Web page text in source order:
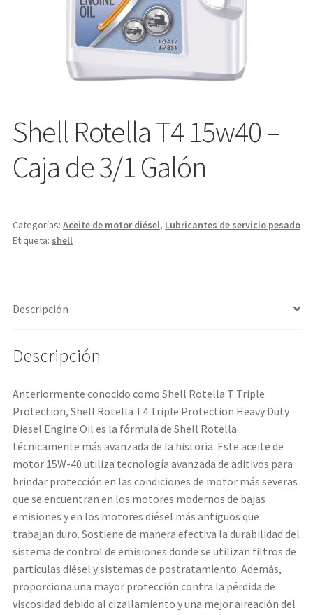
Shell Rotella T4 15w40 –
Caja de 3/1 Galón
Categorías: Aceite de motor diésel, Lubricantes de servicio pesado
Etiqueta: shell
Descripción
Descripción
Anteriormente conocido como Shell Rotella T Triple
Protection, Shell Rotella T4 Triple Protection Heavy Duty
Diesel Engine Oil es la fórmula de Shell Rotella
técnicamente más avanzada de la historia. Este aceite de
motor 15W-40 utiliza tecnología avanzada de aditivos para
brindar protección en las condiciones de motor más severas
que se encuentran en los motores modernos de bajas
emisiones y en los motores diésel más antiguos que
trabajan duro. Sostiene de manera efectiva la durabilidad del
sistema de control de emisiones donde se utilizan filtros de
partículas diésel y sistemas de postratamiento. Además,
proporciona una mayor protección contra la pérdida de
viscosidad debido al cizallamiento y una mejor aireación del